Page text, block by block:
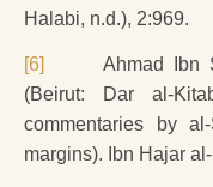
Halabi, n.d.), 2:969.
[6]
Ahmad Ibn
(Beirut: Dar al-
commentaries by
margins). Ibn Hajar